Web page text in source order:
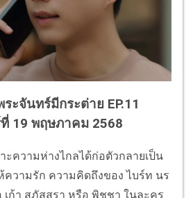
ระจันทร์มีกระต่าย EP.11
19 พฤษภาคม 2568
ะความห่างไกลได้ก่อตัวกลายเป็น
ความรัก ความคิดถึงของ ไบร์ท นร
ก้า สุภัสสรา หรือ พิชชา ในละคร